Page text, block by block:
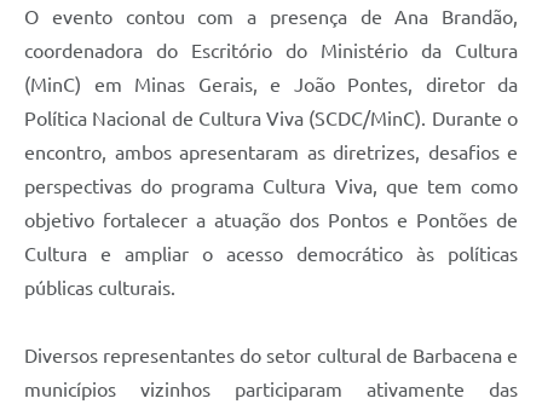
Regularização de bairros
Carta de Serviços
Arquivos para Download
Legislação
Telefones Úteis
Transparência
SIC
O evento contou com a presença de Ana Brandão,
coordenadora do Escritório do Ministério da Cultura
(MinC) em Minas Gerais, e João Pontes, diretor da
Política Nacional de Cultura Viva (SCDC/MinC). Durante o
encontro, ambos apresentaram as diretrizes, desafios e
perspectivas do programa Cultura Viva, que tem como
objetivo fortalecer a atuação dos Pontos e Pontões de
Cultura e ampliar o acesso democrático às políticas
públicas culturais.
Diversos representantes do setor cultural de Barbacena e
municípios vizinhos participaram ativamente das